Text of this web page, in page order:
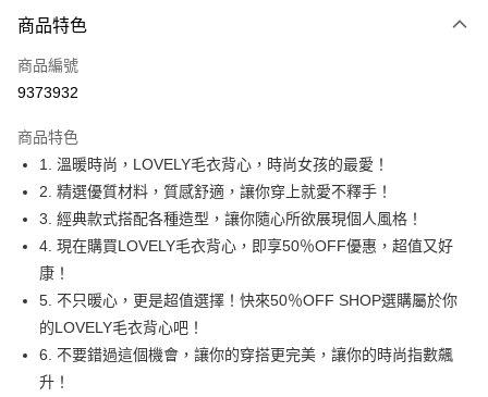
信用卡一次付款
超商取貨付款
Apple Pay
街口支付
悠遊付
Google Pay
全盈+PAY
大哥付你分期
相關說明
商品特色
商品編號
9373932
商品特色
1. 溫暖時尚，LOVELY毛衣背心，時尚女孩的最愛！
2. 精選優質材料，質感舒適，讓你穿上就愛不釋手！
3. 經典款式搭配各種造型，讓你隨心所欲展現個人風格！
4. 現在購買LOVELY毛衣背心，即享50％OFF優惠，超值又好
康！
5. 不只暖心，更是超值選擇！快來50％OFF SHOP選購屬於你
的LOVELY毛衣背心吧！
6. 不要錯過這個機會，讓你的穿搭更完美，讓你的時尚指數飆
升！